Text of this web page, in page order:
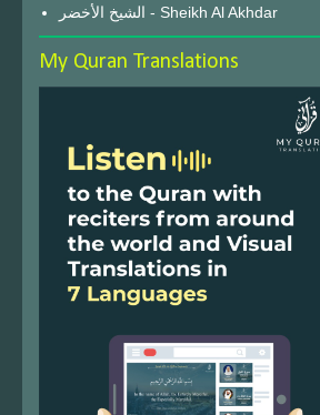
الشيخ الأخضر - Sheikh Al Akhdar
My Quran Translations